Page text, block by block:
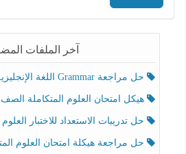
آخر الملفات
حل مراجعة Grammar اللغة الإنجليزية الصف الخامس الفصل الثالث
هيكل امتحان العلوم المتكاملة الصف الخامس عام
حل تدريبات الاستعداد للاختبار العلوم المتكاملة
حل مراجعة هيكلة امتحان العلوم المتكاملة الصف